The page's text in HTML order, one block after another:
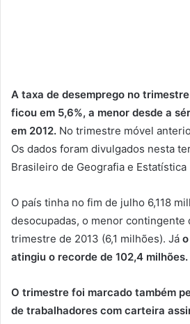
A taxa de desemprego no
ficou em 5,6%, a menor desde a
em 2012. No trimestre móvel
Os dados foram divulgados nesta
Brasileiro de Geografia e Estatística
O país tinha no fim de julho 6,118
desocupadas, o menor contingente
trimestre de 2013 (6,1 milhões). Já
atingiu o recorde de 102,4 milhões.
O trimestre foi marcado também
de trabalhadores com carteira